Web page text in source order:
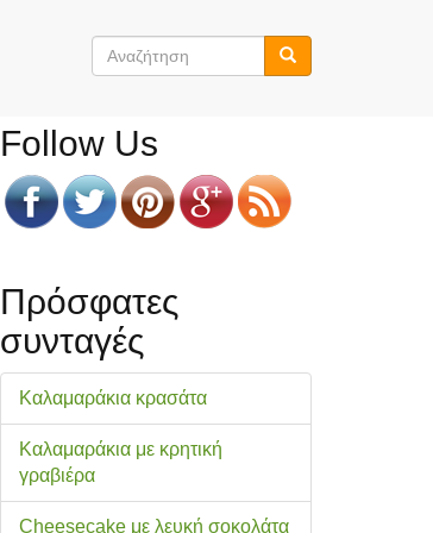
Φόρμα
Follow Us
Πρόσφατες
συνταγές
Καλαμαράκια κρασάτα
Καλαμαράκια με κρητική
γραβιέρα
Cheesecake με λευκή σοκολάτα